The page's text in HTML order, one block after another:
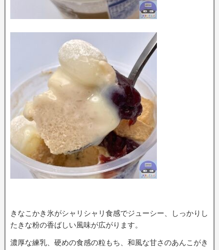
きなこかき氷がシャリシャリ食感でジューシー、しっかりし
たきな粉の香ばしい風味が広がります。
濃厚な練乳、硬めの食感の粒もち、和風な甘さのあんこがき